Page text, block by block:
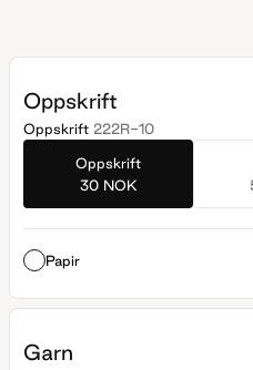
Oppskrift
Oppskrift 222R-10
Oppskrift
30 NOK
Papir
Garn